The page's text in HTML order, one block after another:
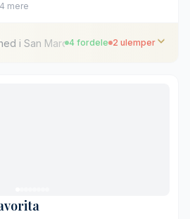
mere
i San Marco-kvarteret
4 fordele 2 ulemper